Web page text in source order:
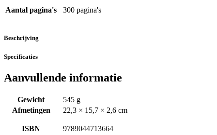
Aantal pagina's 300 pagina's
Beschrijving
Specificaties
Aanvullende informatie
Gewicht
545 g
Afmetingen
22,3 × 15,7 × 2,6 cm
ISBN 9789044713664